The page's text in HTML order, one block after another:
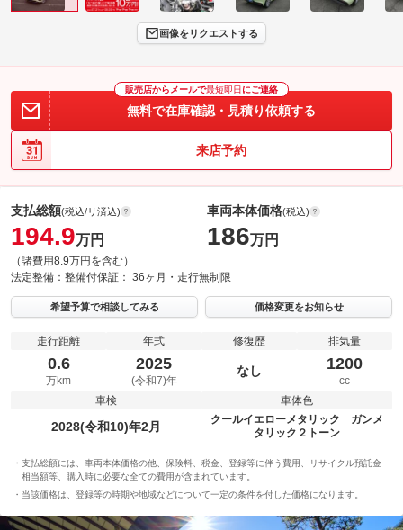
画像をリクエストする
販売店からメールで最短即日 にご連絡
無料で在庫確認・見積り依頼する
来店予約
支払総額(税込/リ済込)
194.9万円
（諸費用8.9万円を含む）
車両本体価格(税込)
186万円
法定整備： 整備付保証： 36ヶ月・走行無制限
希望予算で相談してみる 価格変更をお知らせ
走行距離
0.6
万km
年式
2025
(令和7)年
修復歴
なし
排気量
1200
cc
車検
2028(令和10)年2月
車体色
クールイエローメタリック ガンメ
タリック２トーン
支払総額には、車両本体価格の他、保険料、税金、登録等に伴う費用、リサイクル預託金
相当額等、購入時に必要な全ての費用が含まれています。
当該価格は、登録等の時期や地域などについて一定の条件を付した価格になります。